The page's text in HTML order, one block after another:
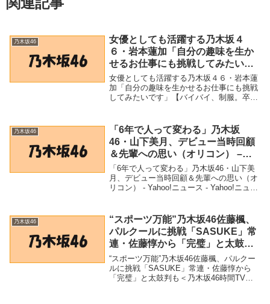
乃木坂46
女優としても活躍する乃木坂４
６・岩本蓮加「自分の趣味を生か
せるお仕事にも挑戦してみたいで
す」【バイバイ、制服。卒業写
真】 (2022年4月30日) – Excite Bit
コネタ
女優としても活躍する乃木坂４６・岩本蓮
加「自分の趣味を生かせるお仕事にも挑戦
してみたいです」【バイバイ、制服。卒業
する乃木坂４６・岩本蓮...
乃木坂46
「6年で人って変わる」乃木坂
46・山下美月、デビュー当時回顧
＆先輩への思い（オリコン） –
Yahoo!ニュース – Yahoo!ニュー
ス
「6年で人って変わる」乃木坂46・山下美
月、デビュー当時回顧＆先輩への思い（オ
リコン） - Yahoo!ニュース - Yahoo!ニュー
回顧＆先輩への思い（オリ...
乃木坂46
“スポーツ万能”乃木坂46佐藤楓、
パルクールに挑戦「SASUKE」常
連・佐藤惇から「完璧」と太鼓判
も＜乃木坂46時間TV＞ – モデルプ
レス
“スポーツ万能”乃木坂46佐藤楓、パルクー
ルに挑戦「SASUKE」常連・佐藤惇から
「完璧」と太鼓判も＜乃木坂46時間TV＞ -